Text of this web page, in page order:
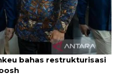
bahas restrukturisasi